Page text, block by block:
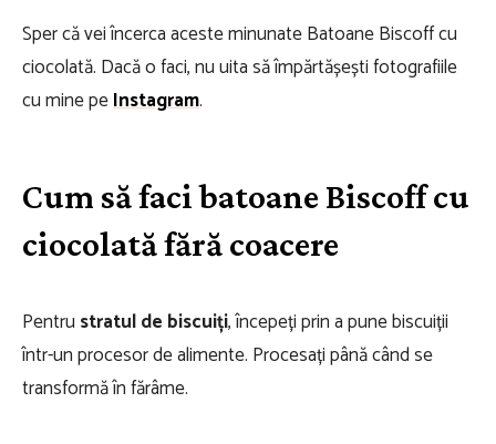
Sper că vei încerca aceste minunate Batoane Biscoff cu
ciocolată. Dacă o faci, nu uita să împărtășești fotografiile
cu mine peInstagram.
Cum să faci batoane Biscoff cu
ciocolată fără coacere
Pentru stratul de biscuiți, începeți prin a pune biscuiții
într-un procesor de alimente. Procesați până când se
transformă în fărâme.